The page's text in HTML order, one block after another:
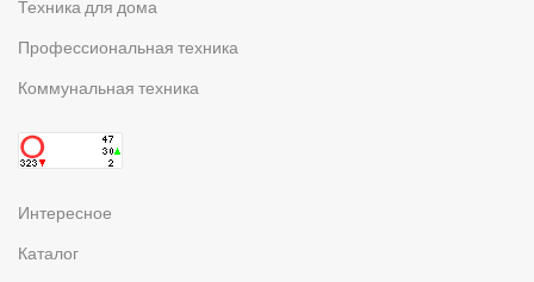
Техника для дома
Профессиональная техника
Коммунальная техника
Интересное
Каталог